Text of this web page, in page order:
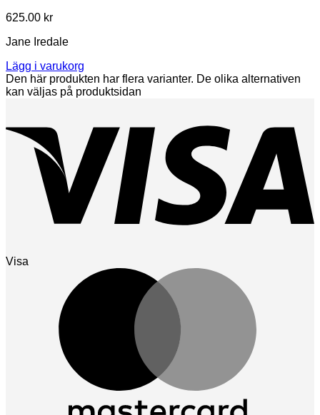
625.00 kr
Jane Iredale
Lägg i varukorg
Den här produkten har flera varianter. De olika alternativen
kan väljas på produktsidan
Visa